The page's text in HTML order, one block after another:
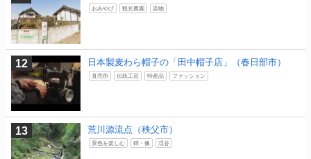
おみやげ 観光農園 染物
日本製麦わら帽子の「田中帽子店」（春日部市）
直売所 伝統工芸 特産品 ファッション
荒川源流点（秩父市）
景色を楽しむ 碑・像 渓谷